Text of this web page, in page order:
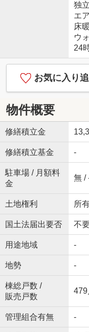
独
エ
床
ウ
24
お気に入り
物件概要
修繕積立金
修繕積立基金 -
駐車場 / 月額料
金
無 /
土地権利 所
国土法届出要否 不
用途地域 -
地勢 -
棟総戸数 /
販売戸数
479
管理組合有無 -